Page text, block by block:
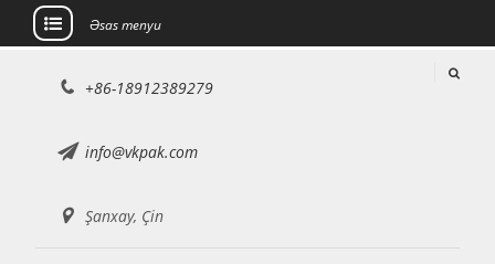
Əsas menyu
+86-18912389279
info@vkpak.com
Şanxay, Çin